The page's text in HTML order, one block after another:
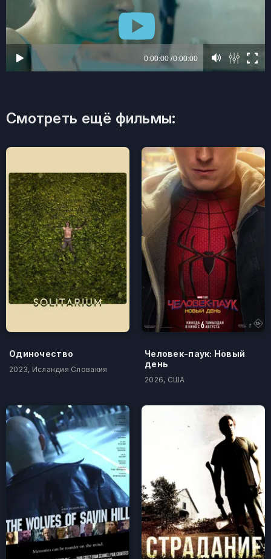
Смотреть ещё фильмы:
Одиночество
2023, Исландия Словакия
Человек-паук: Новый
день
2026, США